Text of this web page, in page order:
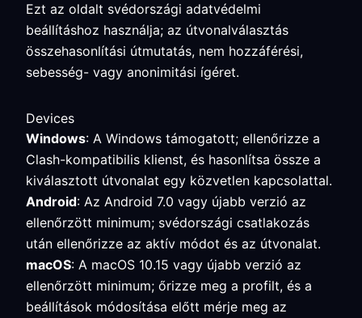
Ezt az oldalt svédországi adatvédelmi
beállításhoz használja; az útvonalválasztás
összehasonlítási útmutatás, nem hozzáférési,
sebesség- vagy anonimitási ígéret.
Devices
Windows: A Windows támogatott; ellenőrizze a
Clash-kompatibilis klienst, és hasonlítsa össze a
kiválasztott útvonalat egy közvetlen kapcsolattal.
Android: Az Android 7.0 vagy újabb verzió az
ellenőrzött minimum; svédországi csatlakozás
után ellenőrizze az aktív módot és az útvonalat.
macOS: A macOS 10.15 vagy újabb verzió az
ellenőrzött minimum; őrizze meg a profilt, és a
beállítások módosítása előtt mérje meg az